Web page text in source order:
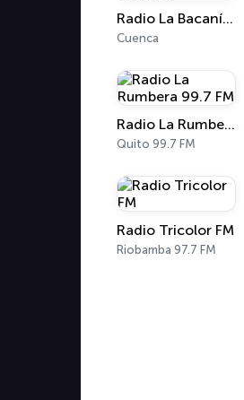
Radio La Bacanísima del Ecuador
Cuenca
Radio La Rumbera 99.7 FM
Quito 99.7 FM
Radio Tricolor FM
Riobamba 97.7 FM